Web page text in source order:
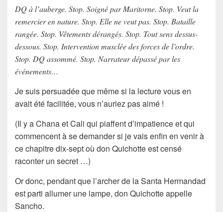
DQ à l’auberge. Stop. Soigné par Maritorne. Stop. Veut la
remercier en nature. Stop. Elle ne veut pas. Stop. Bataille
rangée. Stop. Vêtements dérangés. Stop. Tout sens dessus-
dessous. Stop. Intervention musclée des forces de l’ordre.
Stop. DQ assommé. Stop. Narrateur dépassé par les
événements…
Je suis persuadée que même si la lecturevous en
avait été facilitée, vous n’auriez pas aimé !
(Il y a Chana et Cali qui piaffent d’impatience et qui
commencent à se demander si je vais enfin en venir à
ce chapitre dix-sept où don Quichotte est censé
raconter un secret …)
Or donc, pendant que l’archer de laSanta Hermandad
est parti allumer une lampe, don Quichotteappelle
Sancho.